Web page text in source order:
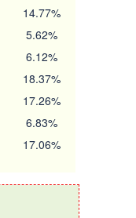
14.77%
5.62%
6.12%
18.37%
17.26%
6.83%
17.06%